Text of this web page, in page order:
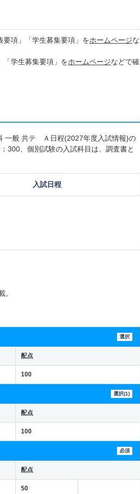
項」「学生募集要項」をホームページな
学生募集要項」をホームページなどで確
一般 共テ Ａ日程(2027年度入試情報)の
、個別試験の入試科目は、調査書と
入試日程
。
選択
配点
100
選択(1)
配点
100
必須
配点
50